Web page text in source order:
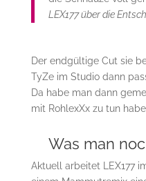
LEX177 über die
Der endgültige Cut sie
TyZe im Studio dann
Da habe man dann
mit RohlexXx zu tun
Was man
Aktuell arbeitet LEX177